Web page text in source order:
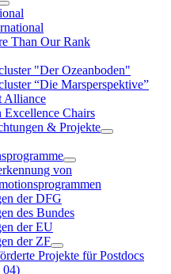
Than Our Rank
"Der Ozeanboden"
“Die Marsperspektive”
Alliance
Excellence Chairs
& Projekte
von
der DFG
des Bundes
der EU
der ZF
Projekte für Postdocs
04)